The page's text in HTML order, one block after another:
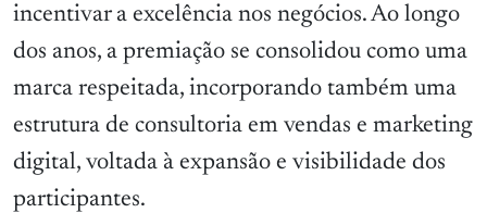
incentivar a excelência nos negócios. Ao longo
dos anos, a premiação se consolidou como uma
marca respeitada, incorporando também uma
estrutura de consultoria em vendas e marketing
digital, voltada à expansão e visibilidade dos
participantes.